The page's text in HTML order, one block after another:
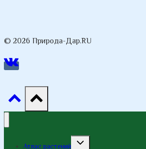
© 2026 Природа-Дар.RU
Атлас растений
Переключить